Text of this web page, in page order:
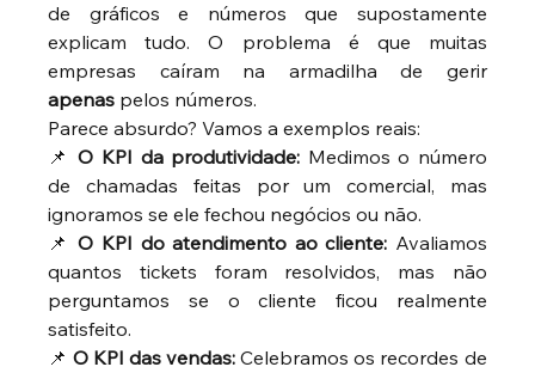
de gráficos e números que supostamente
explicam tudo. O problema é que muitas
empresas caíram na armadilha de gerir
apenas pelos números.
Parece absurdo? Vamos a exemplos reais:
📌 O KPI da produtividade: Medimos o número
de chamadas feitas por um comercial, mas
ignoramos se ele fechou negócios ou não.
📌 O KPI do atendimento ao cliente: Avaliamos
quantos tickets foram resolvidos, mas não
perguntamos se o cliente ficou realmente
satisfeito.
📌 O KPI das vendas: Celebramos os recordes de